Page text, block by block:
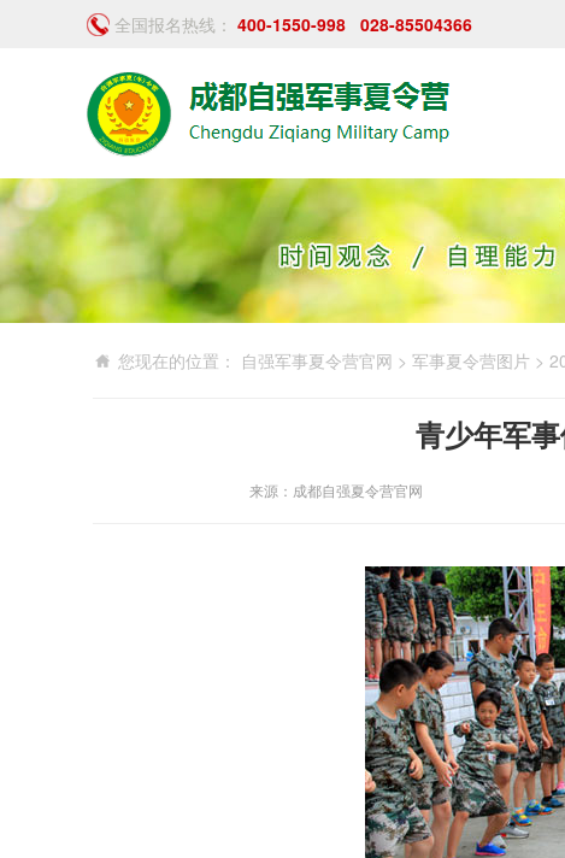
全国报名热线： 400-1550-998 028-85504366
您现在的位置： 自强军事夏令营官网 > 军事夏令营图片 >
青少年军
来源：成都自强夏令营官网